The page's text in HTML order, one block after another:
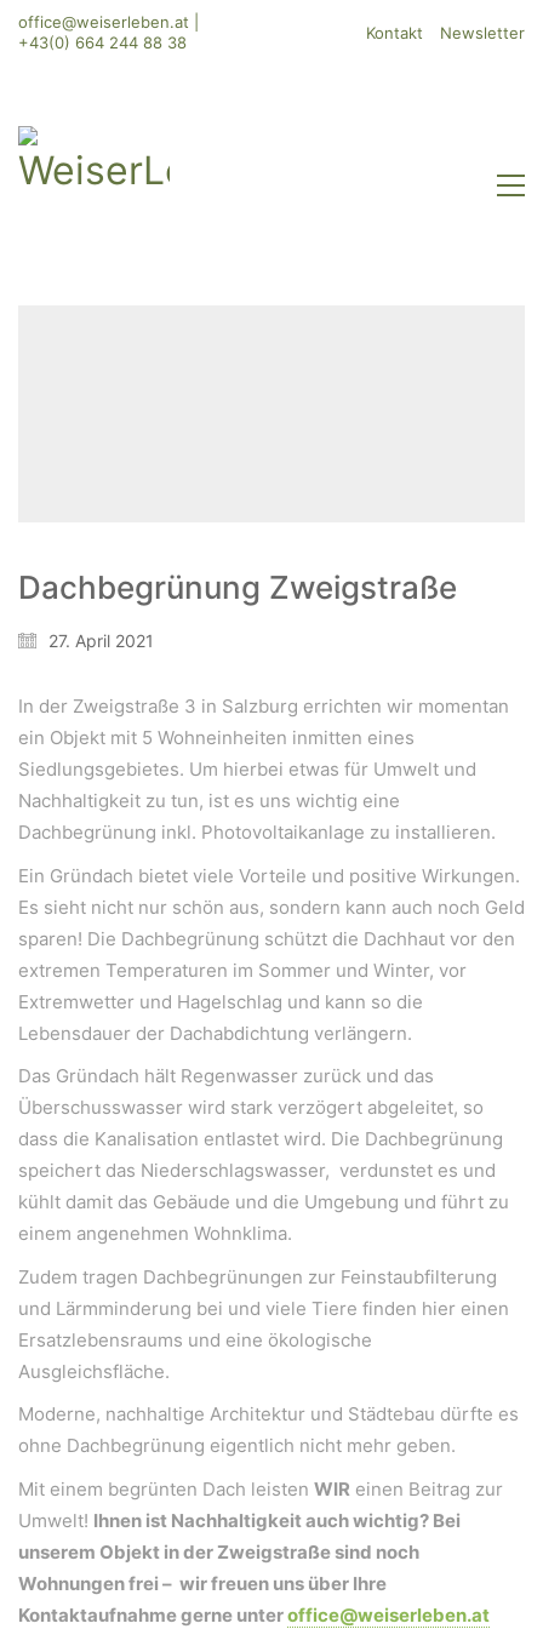
office@weiserleben.at
+43(0) 664 244 88 38
Kontakt Newsletter
Dachbegrünung Zweigstraße
27. April 2021
In der Zweigstraße 3 in Salzburg errichten wir momentan
ein Objekt mit 5 Wohneinheiten inmitten eines
Siedlungsgebietes. Um hierbei etwas für Umwelt und
Nachhaltigkeit zu tun, ist es uns wichtig eine
Dachbegrünung inkl. Photovoltaikanlage zu installieren.
Ein Gründach bietet viele Vorteile und positive Wirkungen.
Es sieht nicht nur schön aus, sondern kann auch noch Geld
sparen! Die Dachbegrünung schützt die Dachhaut vor den
extremen Temperaturen im Sommer und Winter, vor
Extremwetter und Hagelschlag und kann so die
Lebensdauer der Dachabdichtung verlängern.
Das Gründach hält Regenwasser zurück und das
Überschusswasser wird stark verzögert abgeleitet, so
dass die Kanalisation entlastet wird. Die Dachbegrünung
speichert das Niederschlagswasser, verdunstet es und
kühlt damit das Gebäude und die Umgebung und führt zu
einem angenehmen Wohnklima.
Zudem tragen Dachbegrünungen zur Feinstaubfilterung
und Lärmminderung bei und viele Tiere finden hier einen
Ersatzlebensraums und eine ökologische
Ausgleichsfläche.
Moderne, nachhaltige Architektur und Städtebau dürfte es
ohne Dachbegrünung eigentlich nicht mehr geben.
Mit einem begrünten Dach leisten WIR einen Beitrag zur
Umwelt! Ihnen ist Nachhaltigkeit auch wichtig? Bei
unserem Objekt in der Zweigstraße sind noch
Wohnungen frei – wir freuen uns über Ihre
Kontaktaufnahme gerne unteroffice@weiserleben.at
WeiserLeben GmbH
Bergheimerstraße 45
A-5020 Salzburg
office@weiserleben.at
+43(0) 664 244 88 38
Wir schaffen Lebensräume, die die Außenwelt mit der
Innenwelt verbinden. Das Persönliche steht stets im
Vordergrund.
Kontakt
Newsletter
Impressum
Datenschutzerklärung – WeiserLeben